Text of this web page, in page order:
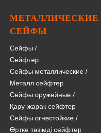
МЕТАЛЛИЧЕСКИЕ
СЕЙФЫ
Сейфы /
Сейфтер
Сейфы металлические /
Металл сейфтер
Сейфы оружейные /
Қару-жарақ сейфтер
Сейфы огнестойкие /
Өртке төзімді сейфтер